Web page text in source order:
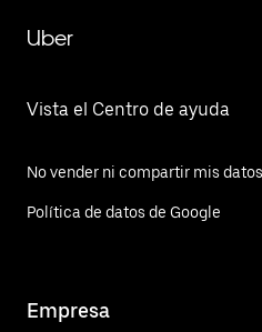
Uber
Vista el Centro de ayuda
No vender ni compartir mis
Política de datos de Google
Empresa